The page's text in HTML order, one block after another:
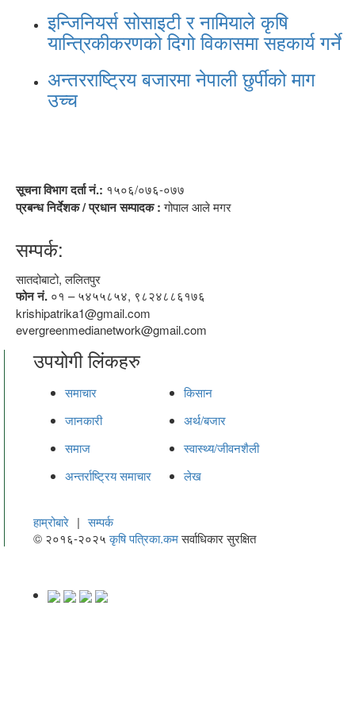
इन्जिनियर्स सोसाइटी र नामियाले कृषि
यान्त्रिकीकरणको दिगो विकासमा सहकार्य गर्ने
अन्तरराष्ट्रिय बजारमा नेपाली छुर्पीको माग
उच्च
सूचना विभाग दर्ता नं.: १५०६/०७६-०७७
प्रबन्ध निर्देशक / प्रधान सम्पादक :गोपाल आले मगर
सम्पर्क:
सातदोबाटो, ललितपुर
फोन नं. ०१ – ५४५५८५४, ९८२४८८६१७६
krishipatrika1@gmail.com
evergreenmedianetwork@gmail.com
उपयोगी लिंकहरु
समाचार
किसान
जानकारी
अर्थ/बजार
समाज
स्वास्थ्य/जीवनशैली
अन्तर्राष्ट्रिय समाचार
लेख
हाम्रोबारे | सम्पर्क
© २०१६-२०२५कृषि पत्रिका.कमसर्वाधिकार सुरक्षित